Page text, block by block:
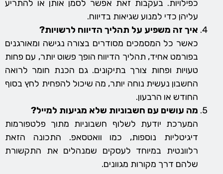
כפילויות. בעקבות זאת אפשר לסמן אותן או להתריע
עליהן כדי למנוע שגיאות בדיווח.
איך זה משפיע על תהליך הדיווח לרשויות?
כאשר כל המסמכים מסודרים בצורה נגישה ומאורגנים
בפורמט אחיד, תהליך הדיווח הופך פשוט יותר, עם פחות
טעויות ופחות צורך בתיקונים. גם הכנת חומר לרואה
החשבון נעשית נוחה יותר, מה שיכול להפחית לחץ בסוף
החודש או הרבעון.
מה עושים עם חשבוניות שלא מגיעות למייל?
המערכת יודעת לשלוף חשבוניות מתוך פלטפורמות
דיגיטליות נוספות, כמו וואטסאפ. התכונה הזאת
רלוונטית במיוחד לעסקים שמנהלים את התקשורת
שלהם דרך מקורות מגוונים.